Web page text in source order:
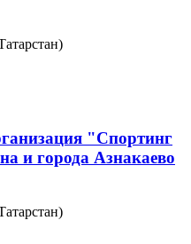
"Спортинг
и города Азнакаево